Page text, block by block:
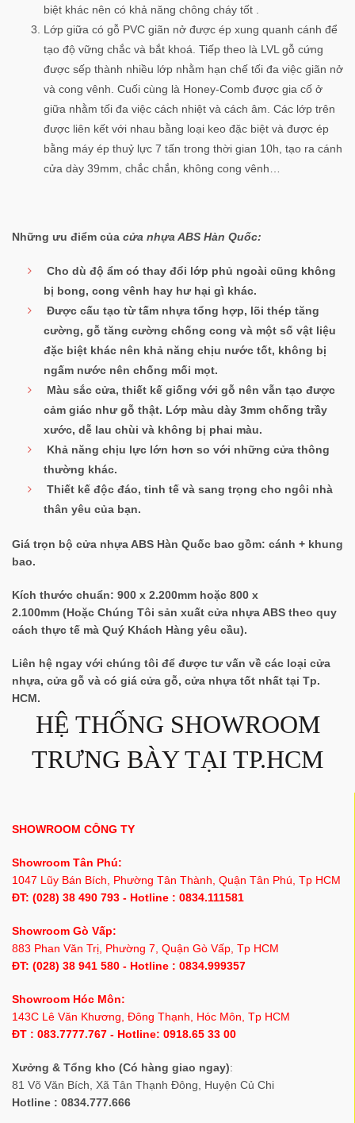
biệt khác nên có khả năng chông cháy tốt .
Lớp giữa có gỗ PVC giãn nở được ép xung quanh cánh để
tạo độ vững chắc và bắt khoá. Tiếp theo là LVL gỗ cứng
được sếp thành nhiều lớp nhằm hạn chế tối đa việc giãn nở
và cong vênh. Cuối cùng là Honey-Comb được gia cố ở
giữa nhằm tối đa việc cách nhiệt và cách âm. Các lớp trên
được liên kết với nhau bằng loại keo đặc biệt và được ép
bằng máy ép thuỷ lực 7 tấn trong thời gian 10h, tạo ra cánh
cửa dày 39mm, chắc chắn, không cong vênh…
Những ưu điểm của cửa nhựa ABS Hàn Quốc:
Cho dù độ ẩm có thay đổi lớp phủ ngoài cũng không
bị bong, cong vênh hay hư hại gì khác.
Được cấu tạo từ tấm nhựa tổng hợp, lõi thép tăng
cường, gỗ tăng cường chống cong và một số vật liệu
đặc biệt khác nên khả năng chịu nước tốt, không bị
ngấm nước nên chống mối mọt.
Màu sắc cửa, thiết kế giống với gỗ nên vẫn tạo được
cảm giác như gỗ thật. Lớp màu dày 3mm chống trầy
xước, dễ lau chùi và không bị phai màu.
Khả năng chịu lực lớn hơn so với những cửa thông
thường khác.
Thiết kế độc đáo, tinh tế và sang trọng cho ngôi nhà
thân yêu của bạn.
Giá trọn bộ cửa nhựa ABS Hàn Quốc bao gồm: cánh + khung
bao.
Kích thước chuẩn: 900 x 2.200mm hoặc 800 x
2.100mm (Hoặc Chúng Tôi sản xuất cửa nhựa ABS theo quy
cách thực tế mà Quý Khách Hàng yêu cầu).
Liên hệ ngay với chúng tôi để được tư vấn về các loại cửa
nhựa, cửa gỗ và có giá cửa gỗ, cửa nhựa tốt nhất tại Tp.
HCM.
HỆ THỐNG SHOWROOM
TRƯNG BÀY TẠI TP.HCM
SHOWROOM CÔNG TY
Showroom Tân Phú:
1047 Lũy Bán Bích, Phường Tân Thành, Quận Tân Phú, Tp HCM
ĐT: (028) 38 490 793 - Hotline : 0834.111581
Showroom Gò Vấp:
883 Phan Văn Trị, Phường 7, Quận Gò Vấp, Tp HCM
ĐT: (028) 38 941 580 - Hotline : 0834.999357
Showroom Hóc Môn:
143C Lê Văn Khương, Đông Thạnh, Hóc Môn, Tp HCM
ĐT : 083.7777.767 - Hotline: 0918.65 33 00
Xưởng & Tổng kho (Có hàng giao ngay):
81 Võ Văn Bích, Xã Tân Thạnh Đông, Huyện Củ Chi
Hotline : 0834.777.666